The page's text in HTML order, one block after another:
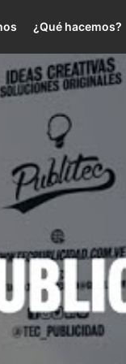
¿Qué hacemos?